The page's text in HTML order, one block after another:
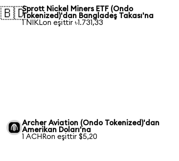
🇧🇩Sprott Nickel Miners ETF (Ondo
Tokenized)'dan Bangladeş Takası'na
1 NIKLon eşittir ৳1.731,33
Archer Aviation (Ondo Tokenized)'dan
Amerikan Doları'na
1 ACHRon eşittir $5,20